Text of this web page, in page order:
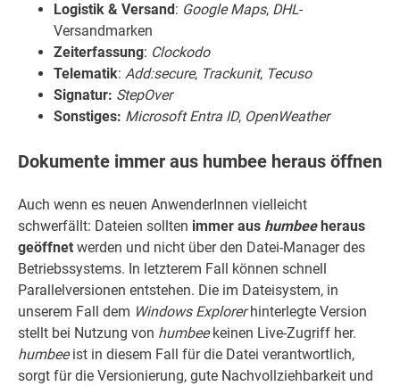
Logistik & Versand: Google Maps, DHL-
Versandmarken
Zeiterfassung: Clockodo
Telematik: Add:secure, Trackunit, Tecuso
Signatur: StepOver
Sonstiges: Microsoft Entra ID, OpenWeather
Dokumente immer aus humbee heraus öffnen
Auch wenn es neuen AnwenderInnen vielleicht
schwerfällt: Dateien sollten immer aus humbee heraus
geöffnet werden und nicht über den Datei-Manager des
Betriebssystems. In letzterem Fall können schnell
Parallelversionen entstehen. Die im Dateisystem, in
unserem Fall dem Windows Explorerhinterlegte Version
stellt bei Nutzung von humbeekeinen Live-Zugriff her.
humbeeist in diesem Fall für die Datei verantwortlich,
sorgt für die Versionierung, gute Nachvollziehbarkeit und